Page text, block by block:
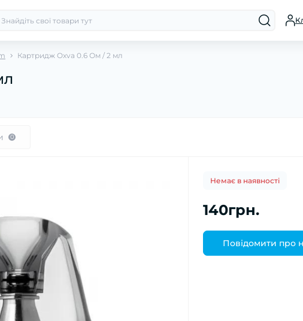
Картридж Oxva 0.6 Ом / 2 мл
0
Немає в наявності
140грн.
Повідомити про